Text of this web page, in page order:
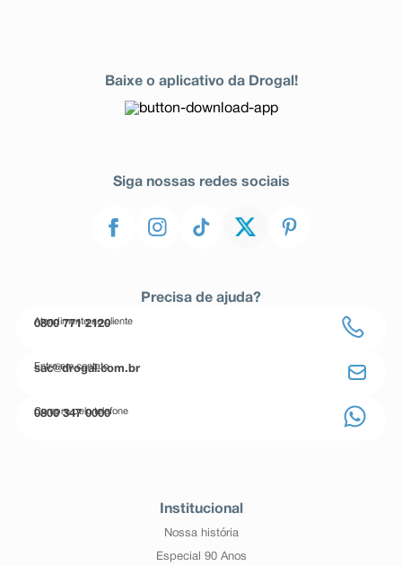
Baixe o aplicativo da Drogal!
Siga nossas redes sociais
Precisa de ajuda?
Atendimento ao cliente
0800 771 2120
Entre em contato
sac@drogal.com.br
Compre pelo telefone
0800 347 0000
Institucional
Nossa história
Especial 90 Anos